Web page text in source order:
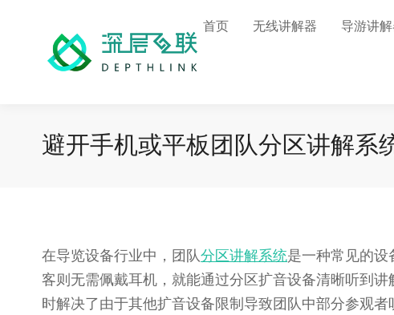
首页 无线讲解器 导游讲
避开手机或平板团队分区讲解系
在导览设备行业中，团队分区讲解系统是一种常见的
客则无需佩戴耳机，就能通过分区扩音设备清晰听到
时解决了由于其他扩音设备限制导致团队中部分参观者